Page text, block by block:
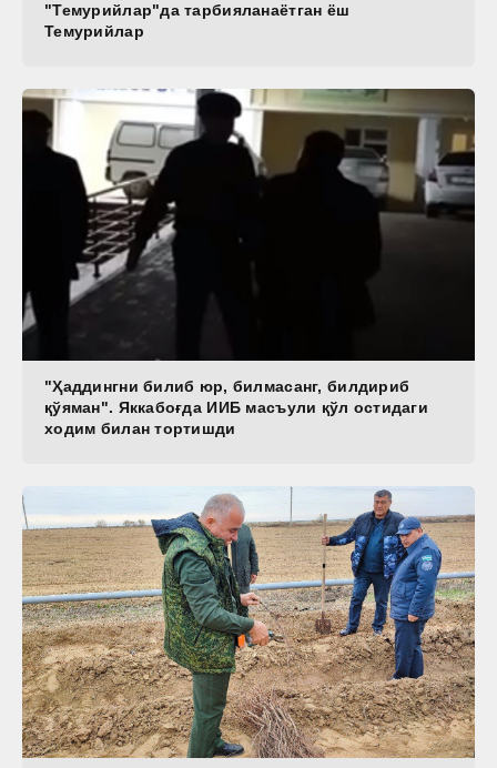
"Темурийлар"да тарбияланаётган ёш
Темурийлар
"Ҳаддингни билиб юр, билмасанг, билдириб
қўяман". Яккабоғда ИИБ масъули қўл остидаги
ходим билан тортишди